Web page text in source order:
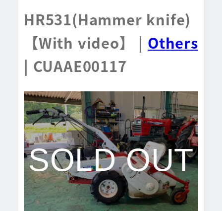
HR531(Hammer knife)
【With video】 | Others
| CUAAE00117
SOLD OUT